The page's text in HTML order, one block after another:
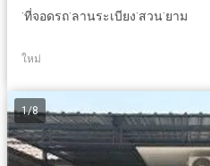
·ที่จอดรถ·ลานระเบียง·สวน·ยาม
ใหม่
1/8